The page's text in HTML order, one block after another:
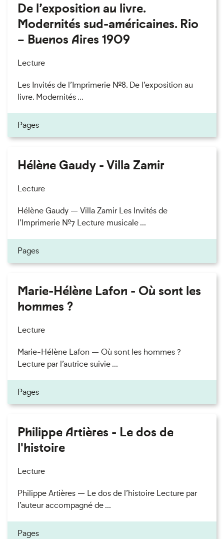
De l’exposition au livre.
Modernités sud-américaines. Rio
– Buenos Aires 1909
Lecture
Les Invités de l’Imprimerie n°8. De l’exposition au
livre. Modernités ...
Pages
Hélène Gaudy - Villa Zamir
Lecture
Hélène Gaudy — Villa Zamir Les Invités de
l’Imprimerie n°7 Lecture musicale ...
Pages
Marie-Hélène Lafon - Où sont les
hommes ?
Lecture
Marie-Hélène Lafon — Où sont les hommes ?
Lecture par l’autrice suivie ...
Pages
Philippe Artières - Le dos de
l'histoire
Lecture
Philippe Artières — Le dos de l’histoire Lecture par
l’auteur accompagné de ...
Pages